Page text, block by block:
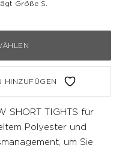
Größe S.
HINZUFÜGEN
SHORT TIGHTS für
Polyester und
um Sie